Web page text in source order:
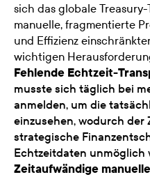
sich das globale
manuelle, fragmentierte
und Effizienz
wichtigen
Fehlende Echtzeit-
musste sich täglich bei
anmelden, um die
einzusehen, wodurch der
strategische
Echtzeitdaten unmöglich
Zeitaufwändige